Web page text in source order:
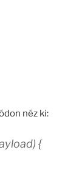
néz ki:
{